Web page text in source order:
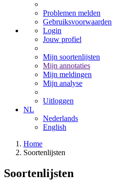
Problemen melden
Gebruiksvoorwaarden
Login
Jouw profiel
Mijn soortenlijsten
Mijn annotaties
Mijn meldingen
Mijn analyse
Uitloggen
NL
Nederlands
English
Home
Soortenlijsten
Soortenlijsten